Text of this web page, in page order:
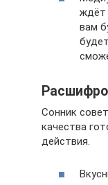
ждёт
вам
Сонник
качества
действия.